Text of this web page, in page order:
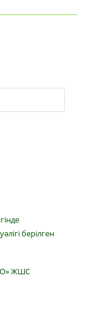
берілген
ЖШС